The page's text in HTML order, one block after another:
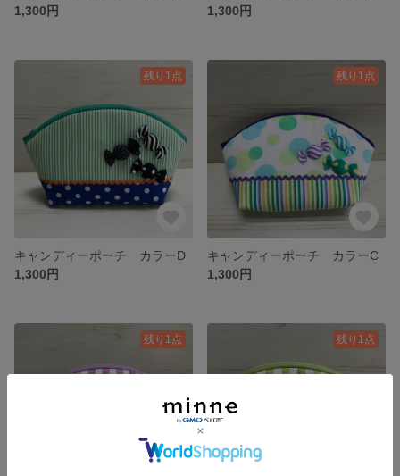
1,300円
1,300円
残り1点
キャンディーポーチ カラーD
1,300円
残り1点
キャンディーポーチ カラーC
1,300円
残り1点 残り1点